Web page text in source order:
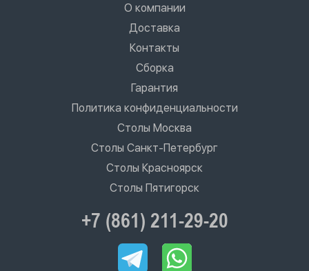
О компании
Доставка
Контакты
Сборка
Гарантия
Политика конфиденциальности
Столы Москва
Столы Санкт-Петербург
Столы Красноярск
Столы Пятигорск
+7 (861) 211-29-20